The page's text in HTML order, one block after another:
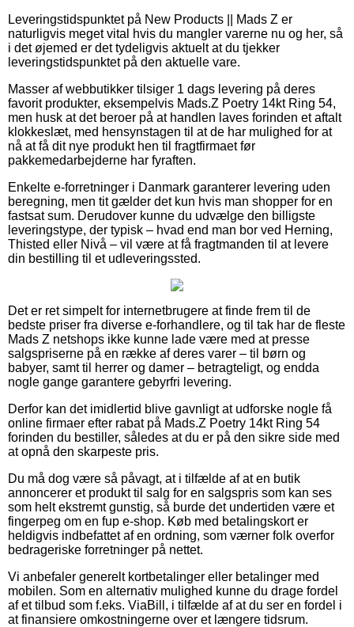
Leveringstidspunktet på New Products || Mads Z er
naturligvis meget vital hvis du mangler varerne nu og her, så
i det øjemed er det tydeligvis aktuelt at du tjekker
leveringstidspunktet på den aktuelle vare.
Masser af webbutikker tilsiger 1 dags levering på deres
favorit produkter, eksempelvis Mads.Z Poetry 14kt Ring 54,
men husk at det beroer på at handlen laves forinden et aftalt
klokkeslæt, med hensynstagen til at de har mulighed for at
nå at få dit nye produkt hen til fragtfirmaet før
pakkemedarbejderne har fyraften.
Enkelte e-forretninger i Danmark garanterer levering uden
beregning, men tit gælder det kun hvis man shopper for en
fastsat sum. Derudover kunne du udvælge den billigste
leveringstype, der typisk – hvad end man bor ved Herning,
Thisted eller Nivå – vil være at få fragtmanden til at levere
din bestilling til et udleveringssted.
Det er ret simpelt for internetbrugere at finde frem til de
bedste priser fra diverse e-forhandlere, og til tak har de fleste
Mads Z netshops ikke kunne lade være med at presse
salgspriserne på en række af deres varer – til børn og
babyer, samt til herrer og damer – betragteligt, og endda
nogle gange garantere gebyrfri levering.
Derfor kan det imidlertid blive gavnligt at udforske nogle få
online firmaer efter rabat på Mads.Z Poetry 14kt Ring 54
forinden du bestiller, således at du er på den sikre side med
at opnå den skarpeste pris.
Du må dog være så påvagt, at i tilfælde af at en butik
annoncerer et produkt til salg for en salgspris som kan ses
som helt ekstremt gunstig, så burde det undertiden være et
fingerpeg om en fup e-shop. Køb med betalingskort er
heldigvis indbefattet af en ordning, som værner folk overfor
bedrageriske forretninger på nettet.
Vi anbefaler generelt kortbetalinger eller betalinger med
mobilen. Som en alternativ mulighed kunne du drage fordel
af et tilbud som f.eks. ViaBill, i tilfælde af at du ser en fordel i
at finansiere omkostningerne over et længere tidsrum.